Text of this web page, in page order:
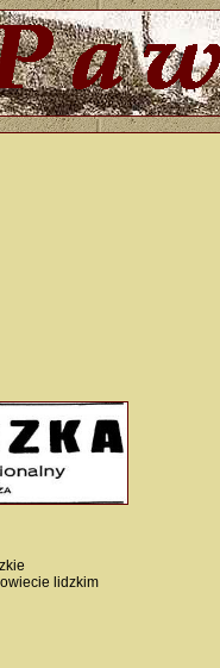
lidzkim